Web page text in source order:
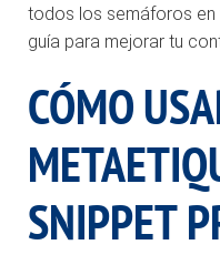
todos los semáforos
guía para mejorar tu
CÓMO
SNIPPET